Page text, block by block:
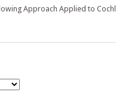
Approach Applied to